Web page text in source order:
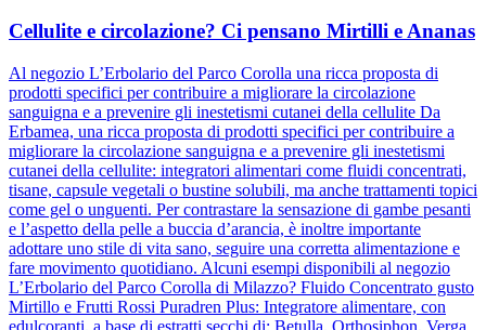
Cellulite e circolazione? Ci pensano Mirtilli e Ananas
Al negozio L’Erbolario del Parco Corolla una ricca proposta di
prodotti specifici per contribuire a migliorare la circolazione
sanguigna e a prevenire gli inestetismi cutanei della cellulite Da
Erbamea, una ricca proposta di prodotti specifici per contribuire a
migliorare la circolazione sanguigna e a prevenire gli inestetismi
cutanei della cellulite: integratori alimentari come fluidi concentrati,
tisane, capsule vegetali o bustine solubili, ma anche trattamenti topici
come gel o unguenti. Per contrastare la sensazione di gambe pesanti
e l’aspetto della pelle a buccia d’arancia, è inoltre importante
adottare uno stile di vita sano, seguire una corretta alimentazione e
fare movimento quotidiano. Alcuni esempi disponibili al negozio
L’Erbolario del Parco Corolla di Milazzo? Fluido Concentrato gusto
Mirtillo e Frutti Rossi Puradren Plus: Integratore alimentare, con
edulcoranti, a base di estratti secchi di: Betulla, Orthosiphon, Verga